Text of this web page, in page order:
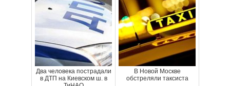
Два человека пострадали
в ДТП на Киевском ш. в
В Новой Москве
обстреляли таксиста